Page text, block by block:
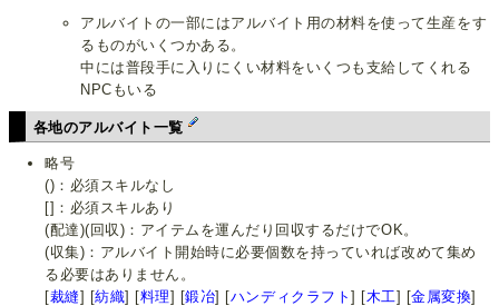
アルバイトの一部にはアルバイト用の材料を使って生産をす
るものがいくつかある。
中には普段手に入りにくい材料をいくつも支給してくれる
NPCもいる
各地のアルバイト一覧
略号
()：必須スキルなし
[]：必須スキルあり
(配達)(回収)：アイテムを運んだり回収するだけでOK。
(収集)：アルバイト開始時に必要個数を持っていれば改めて集め
る必要はありません。
[裁縫] [紡織] [料理] [鍛冶] [ハンディクラフト] [木工] [金属変換]